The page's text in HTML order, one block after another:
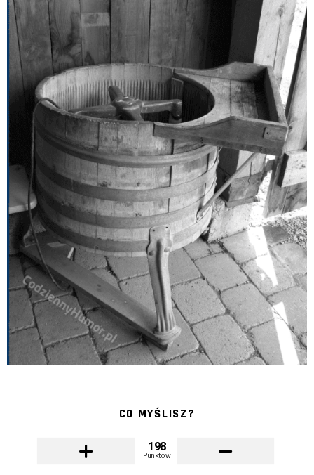
CO MYŚLISZ?
198
Punktów